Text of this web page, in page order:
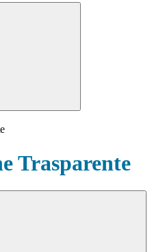
Trasparente